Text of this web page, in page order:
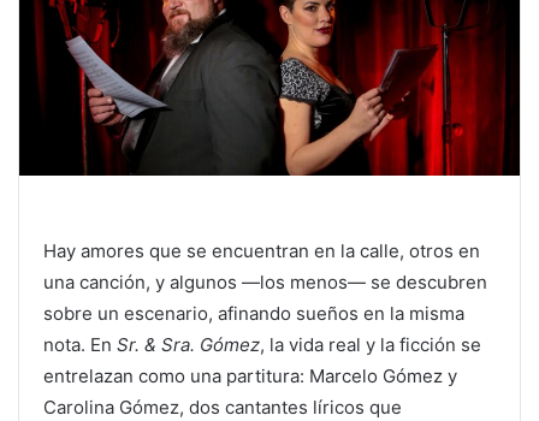
Hay amores que se encuentran en la calle, otros en
una canción, y algunos —los menos— se descubren
sobre un escenario, afinando sueños en la misma
nota. En Sr. & Sra. Gómez, la vida real y la ficción se
entrelazan como una partitura: Marcelo Gómez y
Carolina Gómez, dos cantantes líricos que